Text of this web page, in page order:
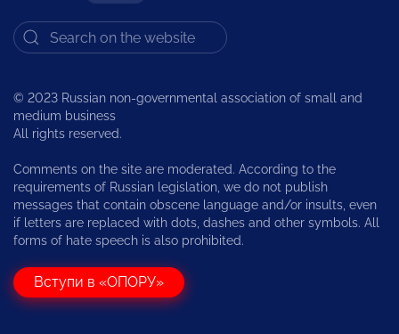
© 2023 Russian non-governmental association of small and
medium business
All rights reserved.
Comments on the site are moderated. According to the
requirements of Russian legislation, we do not publish
messages that contain obscene language and/or insults, even
if letters are replaced with dots, dashes and other symbols. All
forms of hate speech is also prohibited.
Вступи в «ОПОРУ»